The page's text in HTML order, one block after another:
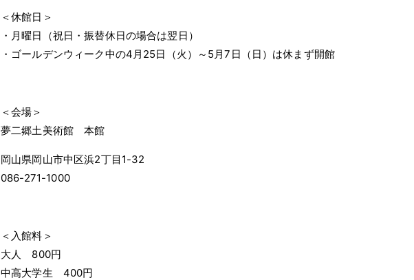
＜休館日＞
・月曜日（祝日・振替休日の場合は翌日）
・ゴールデンウィーク中の4月25日（火）～5月7日（日）は休まず開館
＜会場＞
夢二郷土美術館 本館
岡山県岡山市中区浜2丁目1-32
086-271-1000
＜入館料＞
大人 800円
中高大学生 400円